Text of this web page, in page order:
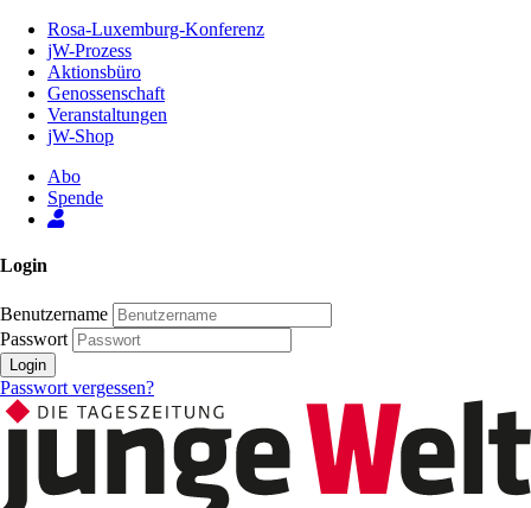
Inhalt
Seite
Rosa-Luxemburg-Konferenz
jW-Prozess
Aktionsbüro
Genossenschaft
Veranstaltungen
jW-Shop
Abo
Spende
Login
Benutzername
Passwort
Login
Passwort vergessen?